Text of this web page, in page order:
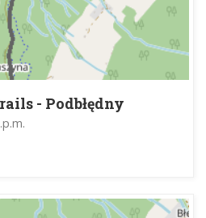
- Podbłędny